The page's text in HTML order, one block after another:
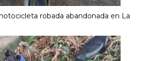
robada abandonada en La